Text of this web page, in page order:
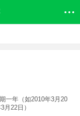
一年（如2010年3月20
月22日）